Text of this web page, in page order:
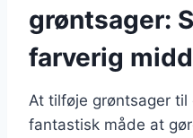
grøntsager:
farverig
At tilføje grøntsager til
fantastisk måde at